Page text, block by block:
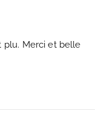
plu. Merci et belle